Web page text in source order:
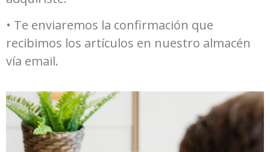
• Te enviaremos la confirmación que
recibimos los artículos en nuestro almacén
vía email.